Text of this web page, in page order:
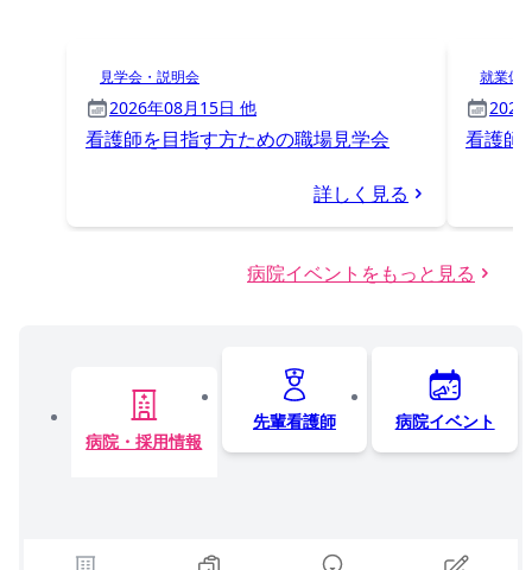
見学会・説明会
2026年08月15日 他
看護師を目指す方ための職場見学会
詳しく見る
就業体
2026
看護師
病院イベントをもっと見る
病院・採用情報
先輩看護師 病院イベント